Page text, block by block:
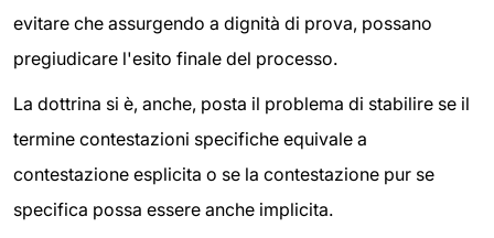
evitare che assurgendo a dignità di prova, possano
pregiudicare l'esito finale del processo.
La dottrina si è, anche, posta il problema di stabilire se il
termine contestazioni specifiche equivale a
contestazione esplicita o se la contestazione pur se
specifica possa essere anche implicita.